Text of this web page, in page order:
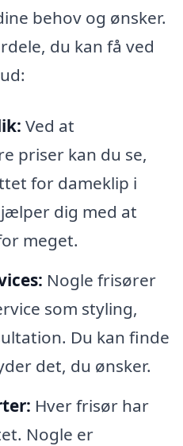
behov og ønsker.
du kan få ved
Ved at
priser kan du se,
for dameklip i
dig med at
meget.
Nogle frisører
som styling,
Du kan finde
det, du ønsker.
Hver frisør har
Nogle er